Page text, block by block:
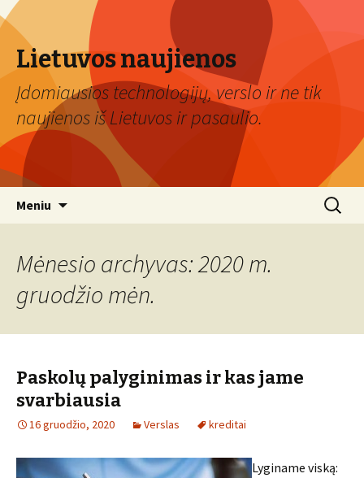
Lietuvos naujienos
Įdomiausios technologijų, verslo ir ne tik
naujienos iš Lietuvos ir pasaulio.
Meniu Ieškoti:
Mėnesio archyvas: 2020 m.
gruodžio mėn.
Paskolų palyginimas ir kas jame
svarbiausia
16 gruodžio, 2020 Verslas kreditai
Lyginame viską: